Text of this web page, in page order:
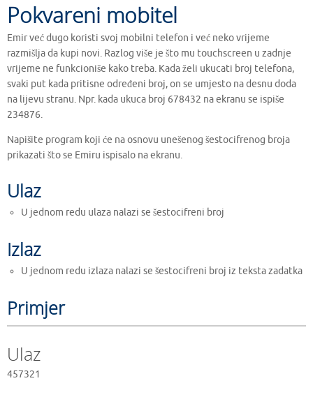
Pokvareni mobitel
Emir već dugo koristi svoj mobilni telefon i već neko vrijeme
razmišlja da kupi novi. Razlog više je što mu touchscreen u zadnje
vrijeme ne funkcioniše kako treba. Kada želi ukucati broj telefona,
svaki put kada pritisne određeni broj, on se umjesto na desnu doda
na lijevu stranu. Npr. kada ukuca broj 678432 na ekranu se ispiše
234876.
Napišite program koji će na osnovu unešenog šestocifrenog broja
prikazati što se Emiru ispisalo na ekranu.
Ulaz
U jednom redu ulaza nalazi se šestocifreni broj
Izlaz
U jednom redu izlaza nalazi se šestocifreni broj iz teksta zadatka
Primjer
Ulaz
457321